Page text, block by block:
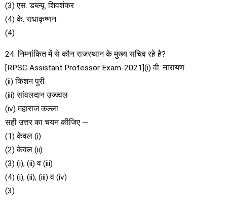
(3) एस. डब्ल्यू. शिवशंकर
(4) के. राधाकृष्णन
(4)
24. निम्नांकित में से कौन राजस्थान के मुख्य सचिव रहे है?
[RPSC Assistant Professor Exam-2021](i) वी. नारायण
(ii) किशन पुरी
(iii) सांवलदान उज्ज्वल
(iv) महाराज कल्ला
सही उत्तर का चयन कीजिए —
(1) केवल (i)
(2) केवल (ii)
(3) (i), (ii) व (iii)
(4) (i), (ii), (iii) व (iv)
(3)